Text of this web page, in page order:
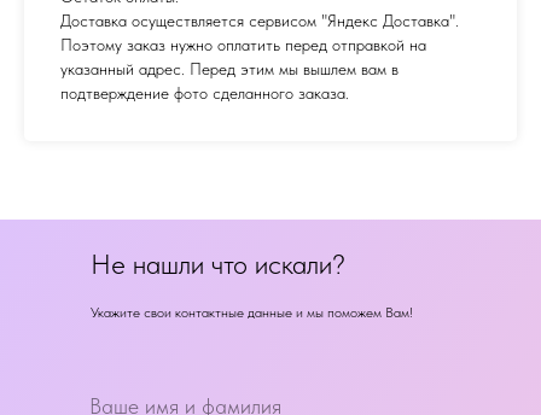
Доставка осуществляется сервисом "Яндекс Доставка".
Поэтому заказ нужно оплатить перед отправкой на
указанный адрес. Перед этим мы вышлем вам в
подтверждение фото сделанного заказа.
Не нашли что искали?
Укажите свои контактные данные и мы поможем Вам!